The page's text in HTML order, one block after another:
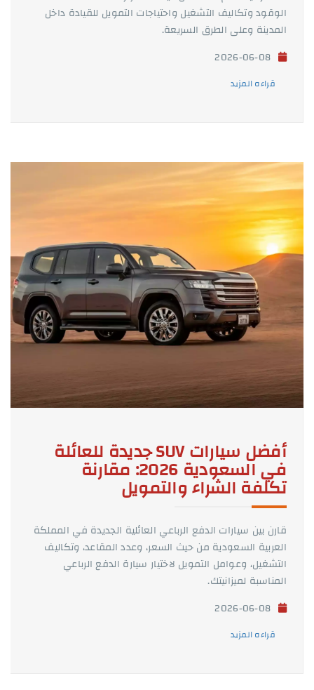
الوقود وتكاليف التشغيل واحتياجات التمويل للقيادة داخل
المدينة وعلى الطرق السريعة.
قراءه المزيد
أفضل سيارات SUV جديدة للعائلة
في السعودية 2026: مقارنة
تكلفة الشراء والتمويل
قارن بين سيارات الدفع الرباعي العائلية الجديدة في المملكة
العربية السعودية من حيث السعر، وعدد المقاعد، وتكاليف
التشغيل، وعوامل التمويل لاختيار سيارة الدفع الرباعي
المناسبة لميزانيتك.
قراءه المزيد